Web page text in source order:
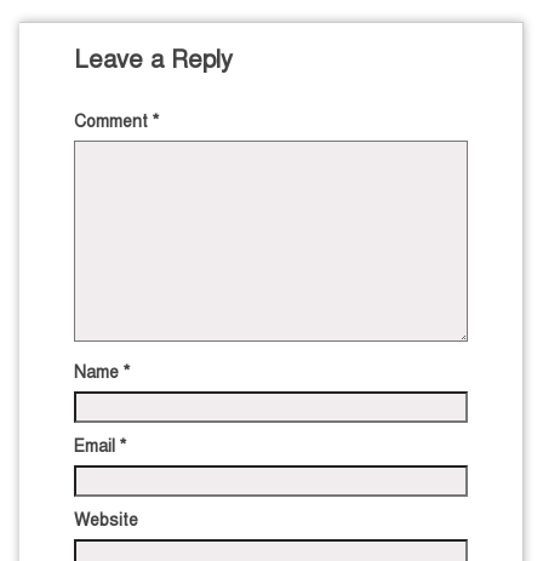
Leave a Reply
Comment *
Name *
Email *
Website